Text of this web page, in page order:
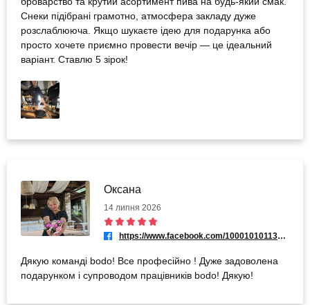
Снеки підібрані грамотно, атмосфера закладу дуже
розслаблююча. Якщо шукаєте ідею для подарунка або
просто хочете приємно провести вечір — це ідеальний
варіант. Ставлю 5 зірок!
Оксана
14 липня 2026
https://www.facebook.com/100010101131055
Дякую команді bodo! Все професійно ! Дуже задоволена
подарунком і супроводом працівників bodo! Дякую!